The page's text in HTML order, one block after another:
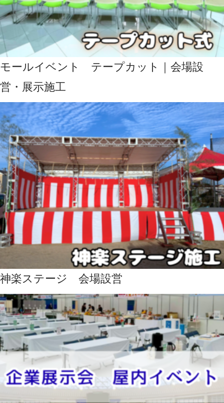
モールイベント テープカット｜会場設
営・展示施工
神楽ステージ 会場設営